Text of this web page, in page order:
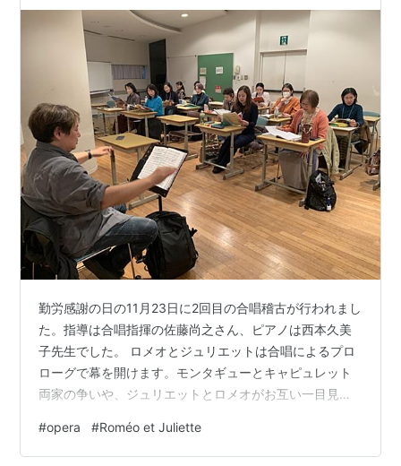
ラウザである「ニンテンドーDSブラウザー」が提供さ
れることが発表*2された。のちに登場した
にもインターネット経由で提供されている（ニンテ
ンドーDSiブラウザー）。
続いて2007年4月12日より、任天堂のゲーム機、Wiiに
Operaブラウザを搭載したインターネットチャンネルの
配信が開始された。
CEOが大西洋を横断！？
英語版バージョン8正式版リリース時に、Opera社CEO
のJon S. von Tetzchner氏(当時)は「4日間で100万ダウ
う」と豪語した(2005年4月21日)。同年4月25日、ダウ
ンロード数が105万に到達したため、彼は公約を果たす
ために大西洋に飛び込んだ。しかしながら、随伴してい
た宣伝部員のボート破損という事故によって随伴員が溺
ェーに戻る羽目になった、とOpera社は発表している
(2005年4月26日)。
勤労感謝の日の11月23日に2回目の合唱稽古が行われまし
た。指導は合唱指揮の佐藤尚之さん、ピアノは西本久美
子先生でした。 ロメオとジュリエットは合唱によるプロ
ローグで幕を開けます。モンタギューとキャピュレット
両家の争いや、ジュリエットとロメオがお互い一目見て
調性を変えながら時には力強く時には優しく美しく歌わ
れます。そして出だしから大部分がアカペラ。聞いてい
#opera #Roméo et Juliette